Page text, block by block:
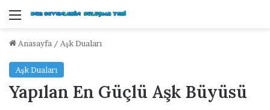
Menü
Anasayfa / Aşk Duaları
Aşk Duaları
Yapılan En Güçlü Aşk Büyüsü